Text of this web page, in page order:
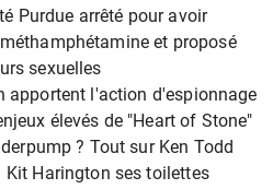
Purdue arrêté pour avoir
et proposé
sexuelles
apportent l'action d'espionnage
élevés de "Heart of Stone"
? Tout sur Ken Todd
Kit Harington ses toilettes